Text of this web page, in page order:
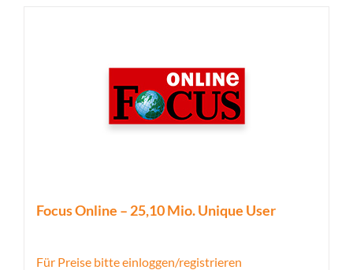
Focus Online – 25,10 Mio. Unique User
Für Preise bitte einloggen/registrieren